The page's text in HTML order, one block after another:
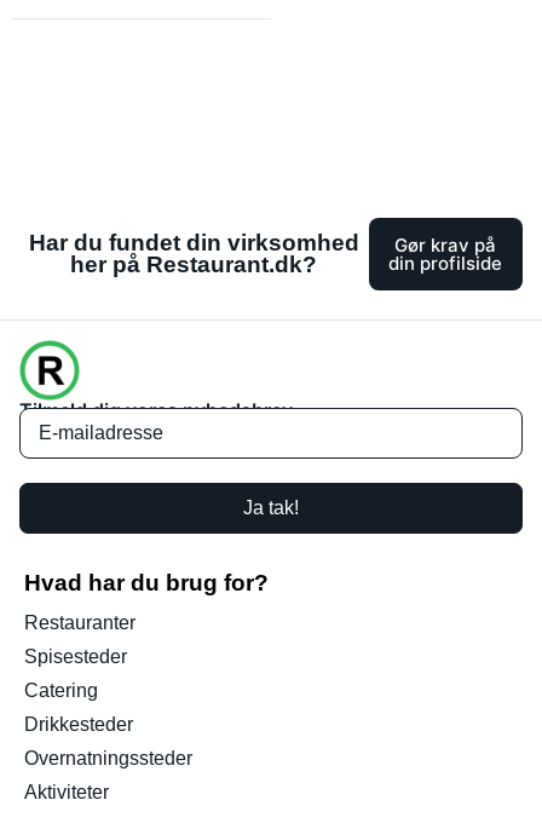
Har du fundet din virksomhed
her på Restaurant.dk?
Gør krav på
din profilside
Tilmeld dig vores nyhedsbrev
Ja tak!
Hvad har du brug for?
Restauranter
Spisesteder
Catering
Drikkesteder
Overnatningssteder
Aktiviteter